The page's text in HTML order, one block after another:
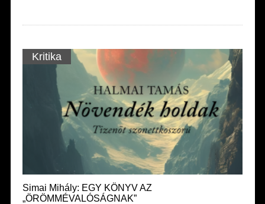
Kritika
Simai Mihály: EGY KÖNYV AZ
„ÖRÖMMÉVALÓSÁGNAK”